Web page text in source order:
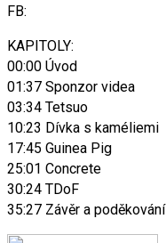
FB:
KAPITOLY:
00:00 Úvod
01:37 Sponzor videa
03:34 Tetsuo
10:23 Dívka s kaméliemi
17:45 Guinea Pig
25:01 Concrete
30:24 TDoF
35:27 Závěr a poděkování